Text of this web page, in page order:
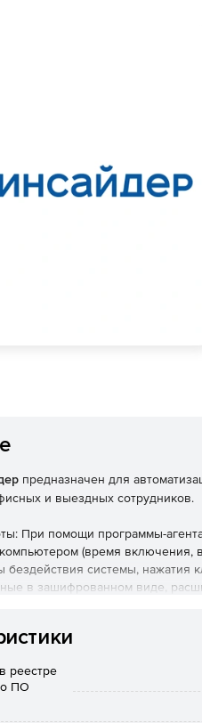
предназначен для
и выездных сотрудников.
При помощи программы-
компьютером (время
бездействия системы, нажатия
в зашифрованном виде,
пользователей (агенты) – до 20.
– 10 Гб.
реестре
ПО